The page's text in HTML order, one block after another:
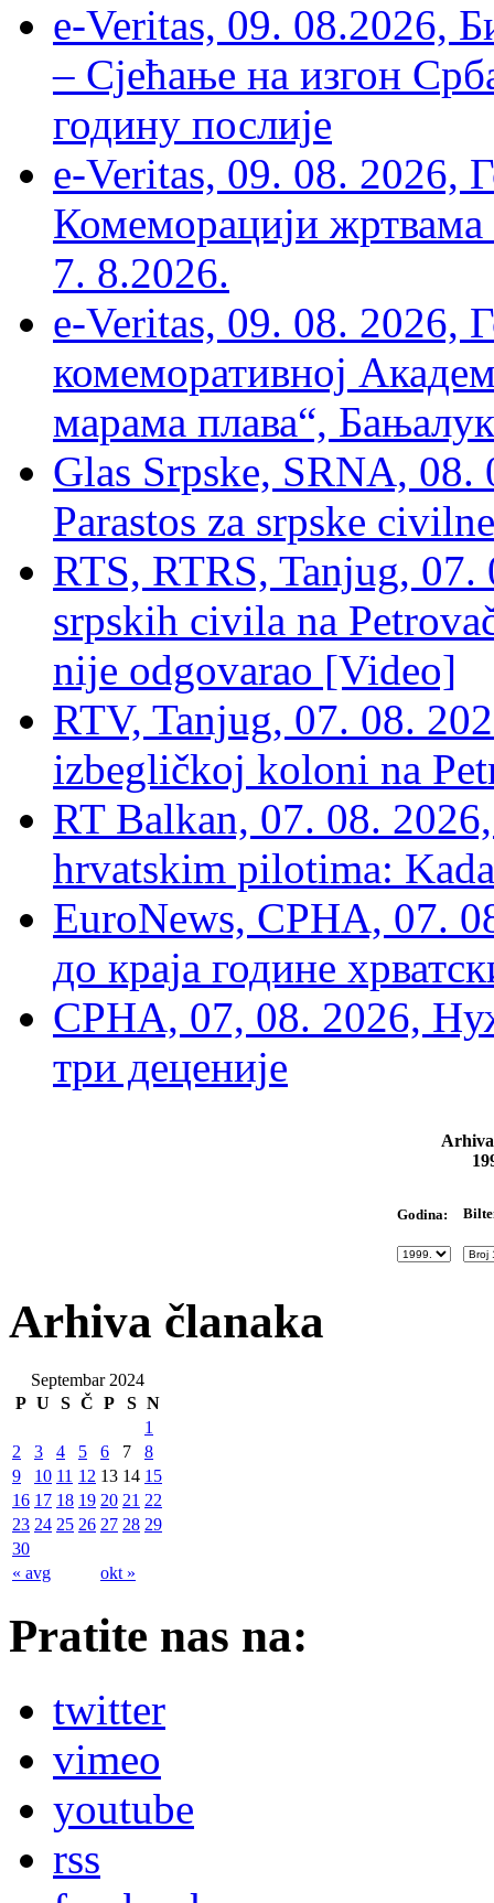
e-Veritas, 09. 08.2026,
– Сјећање на изгон
годину послије
e-Veritas, 09. 08. 2026,
Комеморацији жртвама
7. 8.2026.
e-Veritas, 09. 08. 2026,
комеморативној
марама плава“,
Glas Srpske, SRNA,
Parastos za srpske
RTS, RTRS, Tanjug,
srpskih civila na
nije odgovarao [Video]
RTV, Tanjug, 07. 08.
izbegličkoj koloni na
RT Balkan, 07. 08.
hrvatskim pilotima:
EuroNews, СРНА, 07.
до краја године
СРНА, 07, 08. 2026,
три деценије
Godina:
Arhiva članaka
Septembar 2024
P U S Č P S N
« avg okt »
1
2
3 4 5 6 7
8
9
10 11 12 13 14 15
16 17 18 19 20 21 22
23 24 25 26 27 28 29
30
Pratite nas na:
twitter
vimeo
youtube
rss